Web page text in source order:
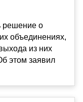
решение о
объединениях,
из них
этом заявил